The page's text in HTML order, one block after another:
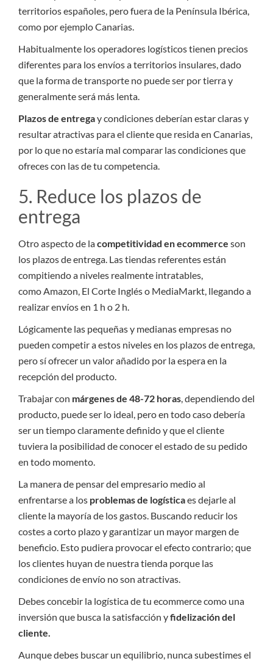
territorios españoles, pero fuera de la Península Ibérica,
como por ejemplo Canarias.
Habitualmente los operadores logísticos tienen precios
diferentes para los envíos a territorios insulares, dado
que la forma de transporte no puede ser por tierra y
generalmente será más lenta.
Plazos de entregay condiciones deberían estar claras y
resultar atractivas para el cliente que resida en Canarias,
por lo que no estaría mal comparar las condiciones que
ofreces con las de tu competencia.
5. Reduce los plazos de
entrega
Otro aspecto de lacompetitividad en ecommerce son
los plazos de entrega. Las tiendas referentes están
compitiendo a niveles realmente intratables,
como Amazon, El Corte Inglés o MediaMarkt, llegando a
realizar envíos en 1 h o 2 h.
Lógicamente las pequeñas y medianas empresas no
pueden competir a estos niveles en los plazos de entrega,
pero sí ofrecer un valor añadido por la espera en la
recepción del producto.
Trabajar con márgenes de 48-72 horas , dependiendo del
producto, puede ser lo ideal, pero en todo caso debería
ser un tiempo claramente definido y que el cliente
tuviera la posibilidad de conocer el estado de su pedido
en todo momento.
La manera de pensar del empresario medio al
enfrentarse a los problemas de logísticaes dejarle al
cliente la mayoría de los gastos. Buscando reducir los
costes a corto plazo y garantizar un mayor margen de
beneficio. Esto pudiera provocar el efecto contrario; que
los clientes huyan de nuestra tienda porque las
condiciones de envío no son atractivas.
Debes concebir la logística de tu ecommerce como una
inversión que busca la satisfacción yfidelización del
cliente.
Aunque debes buscar un equilibrio, nunca subestimes el